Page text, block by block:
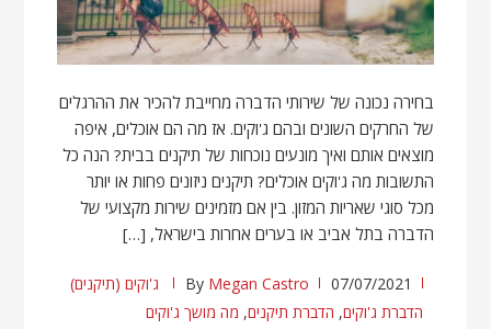
בחירה נכונה של שירותי הדברה מחייבת להכיר את ההרגלים
של החרקים השונים ובהם ג'וקים. אז מה הם אוכלים, איפה
מוצאים אותם ואיך מונעים נוכחות של תיקנים בבית? הנה כל
התשובות מה ג'וקים אוכלים? תיקנים ניזונים פחות או יותר
מכל סוגי שאריות המזון. בין אם מזמינים שירות מקצועי של
הדברה בתל אביב או בערים אחרות בישראל, […]
07/07/2021
By Megan Castro
ג'וקים (תיקנים)
הדברת ג'וקים, הדברת תיקנים, מה מושך ג'וקים